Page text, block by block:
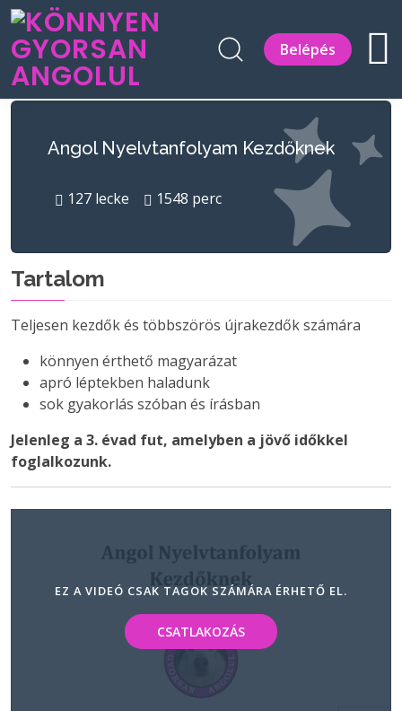
Belépés
Angol Nyelvtanfolyam Kezdőknek
127 lecke 1548 perc
Tartalom
Teljesen kezdők és többszörös újrakezdők számára
könnyen érthető magyarázat
apró léptekben haladunk
sok gyakorlás szóban és írásban
Jelenleg a 3. évad fut, amelyben a jövő időkkel
foglalkozunk.
EZ A VIDEÓ CSAK TAGOK SZÁMÁRA ÉRHETŐ EL.
CSATLAKOZÁS